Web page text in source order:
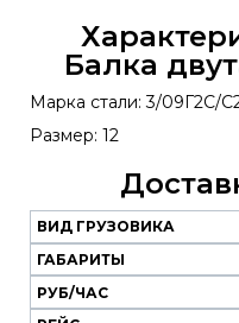
Балка
Марка стали: 3/09Г2С/
Размер: 12
Наш
транспорт
Вид
ВИД ГРУЗОВИКА
ГАБАРИТЫ
РУБ/ЧАС